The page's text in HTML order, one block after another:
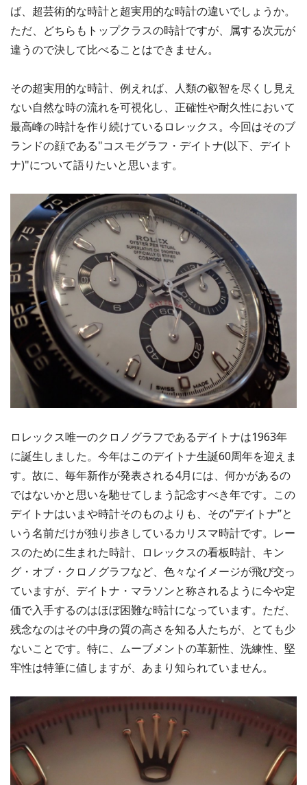
ば、超芸術的な時計と超実用的な時計の違いでしょうか。
ただ、どちらもトップクラスの時計ですが、属する次元が
違うので決して比べることはできません。
その超実用的な時計、例えれば、人類の叡智を尽くし見え
ない自然な時の流れを可視化し、正確性や耐久性において
最高峰の時計を作り続けているロレックス。今回はそのブ
ランドの顔である"コスモグラフ・デイトナ(以下、デイト
ナ)"について語りたいと思います。
ロレックス唯一のクロノグラフであるデイトナは1963年
に誕生しました。今年はこのデイトナ生誕60周年を迎えま
す。故に、毎年新作が発表される4月には、何かがあるの
ではないかと思いを馳せてしまう記念すべき年です。この
デイトナはいまや時計そのものよりも、その”デイトナ”と
いう名前だけが独り歩きしているカリスマ時計です。レー
スのために生まれた時計、ロレックスの看板時計、キン
グ・オブ・クロノグラフなど、色々なイメージが飛び交っ
ていますが、デイトナ・マラソンと称されるように今や定
価で入手するのはほぼ困難な時計になっています。ただ、
残念なのはその中身の質の高さを知る人たちが、とても少
ないことです。特に、ムーブメントの革新性、洗練性、堅
牢性は特筆に値しますが、あまり知られていません。